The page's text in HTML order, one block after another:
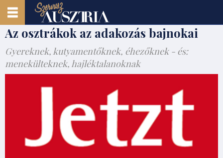
Az osztrákok az adakozás bajnokai
Gyereknek, kutyamentőknek, éhezőknek - és:
menekülteknek, hajléktalanoknak